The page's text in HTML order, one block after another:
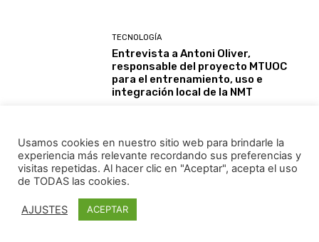
TECNOLOGÍA
Entrevista a Antoni Oliver,
responsable del proyecto MTUOC
para el entrenamiento, uso e
integración local de la NMT
Reproducción parcial o total de contenidos o ilustraciones solo
con autorización por escrito de la redacción y citando autor y
Usamos cookies en nuestro sitio web para brindarle la
experiencia más relevante recordando sus preferencias y
visitas repetidas. Al hacer clic en "Aceptar", acepta el uso
de TODAS las cookies.
AJUSTES ACEPTAR